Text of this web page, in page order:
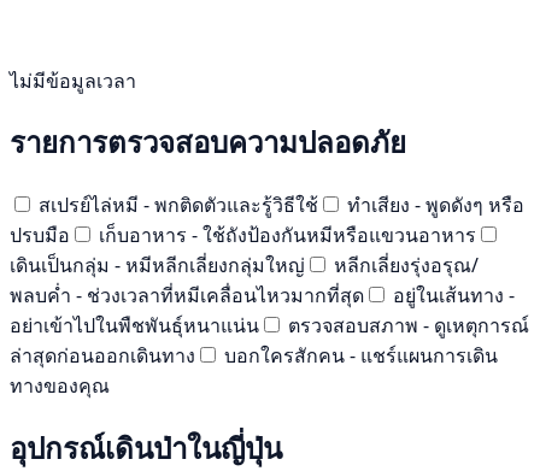
ไม่มีข้อมูลเวลา
รายการตรวจสอบความปลอดภัย
สเปรย์ไล่หมี - พกติดตัวและรู้วิธีใช้
ทำเสียง - พูดดังๆ หรือ
ปรบมือ
เก็บอาหาร - ใช้ถังป้องกันหมีหรือแขวนอาหาร
เดินเป็นกลุ่ม - หมีหลีกเลี่ยงกลุ่มใหญ่
หลีกเลี่ยงรุ่งอรุณ/
พลบค่ำ - ช่วงเวลาที่หมีเคลื่อนไหวมากที่สุด
อยู่ในเส้นทาง -
อย่าเข้าไปในพืชพันธุ์หนาแน่น
ตรวจสอบสภาพ - ดูเหตุการณ์
ล่าสุดก่อนออกเดินทาง
บอกใครสักคน - แชร์แผนการเดิน
ทางของคุณ
อุปกรณ์เดินป่าในญี่ปุ่น